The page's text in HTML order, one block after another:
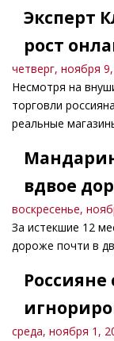
Эксперт
рост
четверг, ноября
Несмотря на
торговли
реальные
вдвое
воскресенье,
За истекшие 12
дороже почти в
среда, ноября 1,